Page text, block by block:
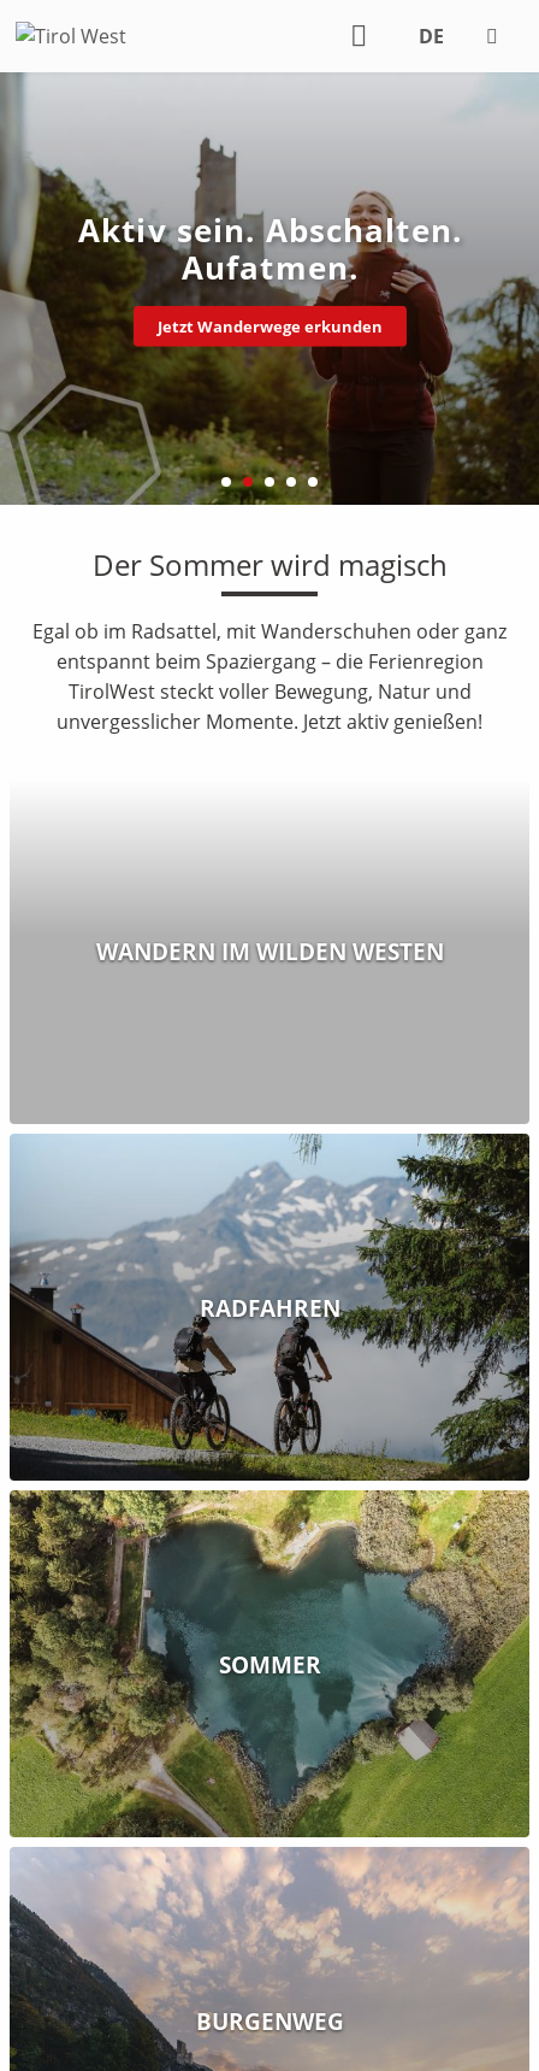
DE
Aktiv sein. Abschalten.
Aufatmen.
Jetzt Wanderwege erkunden
Der Sommer wird magisch
Egal ob im Radsattel, mit Wanderschuhen oder ganz
entspannt beim Spaziergang – die Ferienregion
TirolWest steckt voller Bewegung, Natur und
unvergesslicher Momente. Jetzt aktiv genießen!
WANDERN IM WILDEN WESTEN
RADFAHREN
SOMMER
BURGENWEG